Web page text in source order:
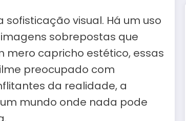
visual. Há um uso
sobrepostas que
mero capricho estético, essas
preocupado com
da realidade, a
mundo onde nada pode